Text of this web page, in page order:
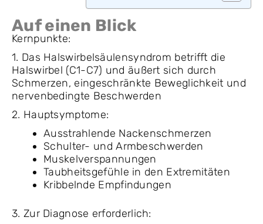
Auf einen Blick
Kernpunkte:
1. Das Halswirbelsäulensyndrom betrifft die
Halswirbel (C1-C7) und äußert sich durch
Schmerzen, eingeschränkte Beweglichkeit und
nervenbedingte Beschwerden
2. Hauptsymptome:
Ausstrahlende Nackenschmerzen
Schulter- und Armbeschwerden
Muskelverspannungen
Taubheitsgefühle in den Extremitäten
Kribbelnde Empfindungen
3. Zur Diagnose erforderlich: